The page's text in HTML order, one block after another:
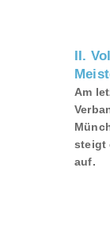
II.
Am
steigt
auf.